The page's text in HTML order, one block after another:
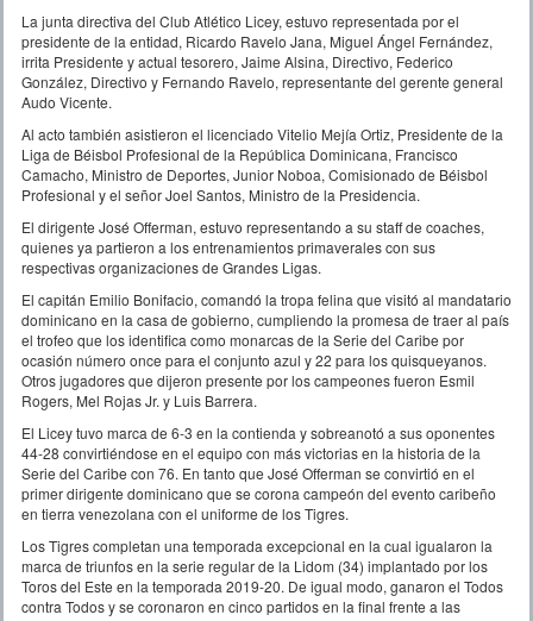
La junta directiva del Club Atlético Licey, estuvo representada por el
presidente de la entidad, Ricardo Ravelo Jana, Miguel Ángel Fernández,
irrita Presidente y actual tesorero, Jaime Alsina, Directivo, Federico
González, Directivo y Fernando Ravelo, representante del gerente general
Audo Vicente.
Al acto también asistieron el licenciado Vitelio Mejía Ortiz, Presidente de la
Liga de Béisbol Profesional de la República Dominicana, Francisco
Camacho, Ministro de Deportes, Junior Noboa, Comisionado de Béisbol
Profesional y el señor Joel Santos, Ministro de la Presidencia.
El dirigente José Offerman, estuvo representando a su staff de coaches,
quienes ya partieron a los entrenamientos primaverales con sus
respectivas organizaciones de Grandes Ligas.
El capitán Emilio Bonifacio, comandó la tropa felina que visitó al mandatario
dominicano en la casa de gobierno, cumpliendo la promesa de traer al país
el trofeo que los identifica como monarcas de la Serie del Caribe por
ocasión número once para el conjunto azul y 22 para los quisqueyanos.
Otros jugadores que dijeron presente por los campeones fueron Esmil
Rogers, Mel Rojas Jr. y Luis Barrera.
El Licey tuvo marca de 6-3 en la contienda y sobreanotó a sus oponentes
44-28 convirtiéndose en el equipo con más victorias en la historia de la
Serie del Caribe con 76. En tanto que José Offerman se convirtió en el
primer dirigente dominicano que se corona campeón del evento caribeño
en tierra venezolana con el uniforme de los Tigres.
Los Tigres completan una temporada excepcional en la cual igualaron la
marca de triunfos en la serie regular de la Lidom (34) implantado por los
Toros del Este en la temporada 2019-20. De igual modo, ganaron el Todos
contra Todos y se coronaron en cinco partidos en la final frente a las